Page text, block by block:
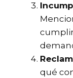
qué